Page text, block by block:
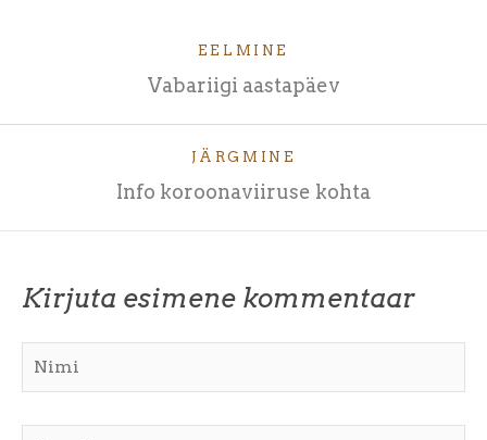
EELMINE
Vabariigi aastapäev
JÄRGMINE
Info koroonaviiruse kohta
Kirjuta esimene kommentaar